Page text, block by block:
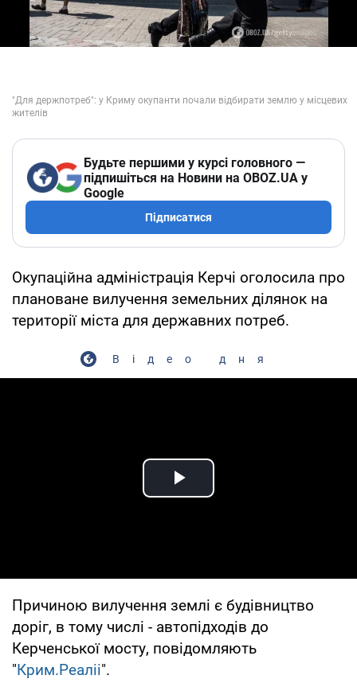
Будьте першими у курсі головного —
підпишіться на Новини на OBOZ.UA у
Google
Підписатися
Окупаційна адміністрація Керчі оголосила про
плановане вилучення земельних ділянок на
території міста для державних потреб.
Відео дня
Play Video
Причиною вилучення землі є будівництво
доріг, в тому числі - автопідходів до
Керченської мосту, повідомляють
"Крим.Реаліі".